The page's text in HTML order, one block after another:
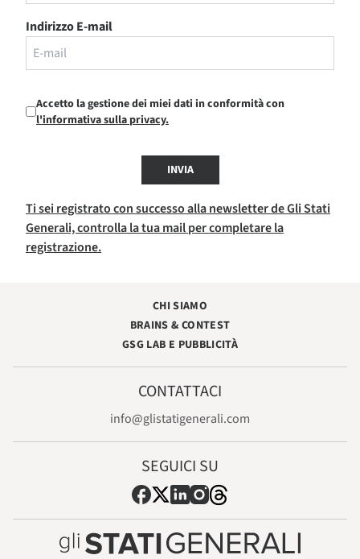
Indirizzo E-mail
Accetto la gestione dei miei dati in conformità con
l'informativa sulla privacy.
INVIA
Ti sei registrato con successo alla newsletter de Gli Stati
Generali, controlla la tua mail per completare la
registrazione.
CHI SIAMO
BRAINS & CONTEST
GSG LAB E PUBBLICITÀ
CONTATTACI
info@glistatigenerali.com
SEGUICI SU